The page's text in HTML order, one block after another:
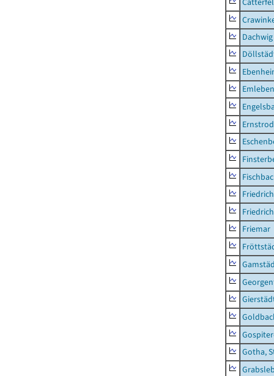
Dachwig
Emleben
Friemar
Gotha,